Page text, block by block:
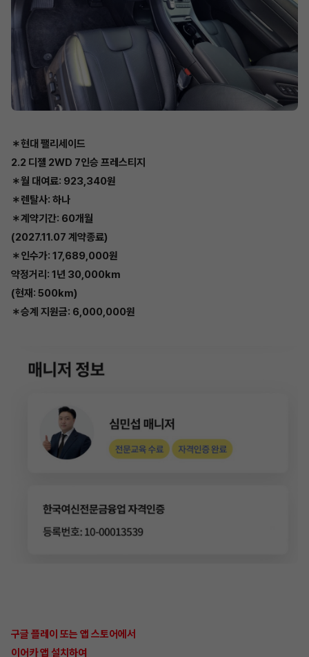
＊현대 팰리세이드
2.2 디젤 2WD 7인승 프레스티지
＊월 대여료: 923,340원
＊렌탈사: 하나
＊계약기간: 60개월
(2027.11.07 계약종료)
＊인수가: 17,689,000원
약정거리: 1년 30,000km
(현재: 500km)
＊승계 지원금: 6,000,000원
구글 플레이 또는 앱 스토어에서
이어카 앱 설치하여